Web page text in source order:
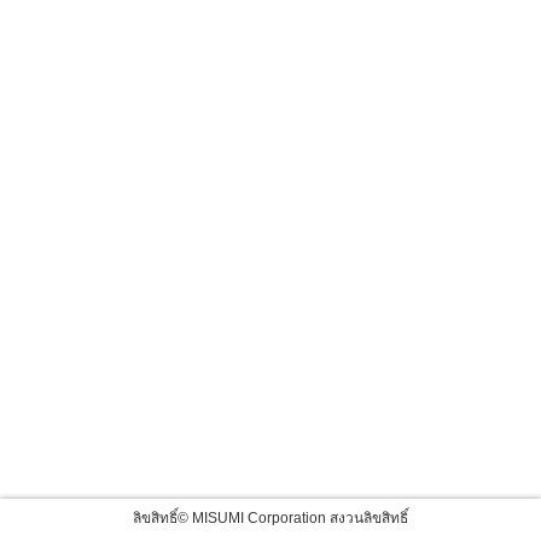
ลิขสิทธิ์© MISUMI Corporation สงวนลิขสิทธิ์